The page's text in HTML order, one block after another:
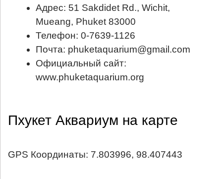
Адрес: 51 Sakdidet Rd., Wichit,
Mueang, Phuket 83000
Телефон: 0-7639-1126
Почта: phuketaquarium@gmail.com
Официальный сайт:
www.phuketaquarium.org
Пхукет Аквариум на карте
GPS Координаты: 7.803996, 98.407443